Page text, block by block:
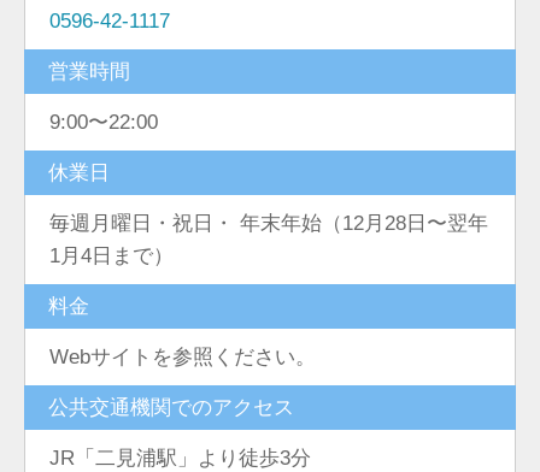
0596-42-1117
営業時間
9:00〜22:00
休業日
毎週月曜日・祝日・ 年末年始（12月28日〜翌年
1月4日まで）
料金
Webサイトを参照ください。
公共交通機関でのアクセス
JR「二見浦駅」より徒歩3分